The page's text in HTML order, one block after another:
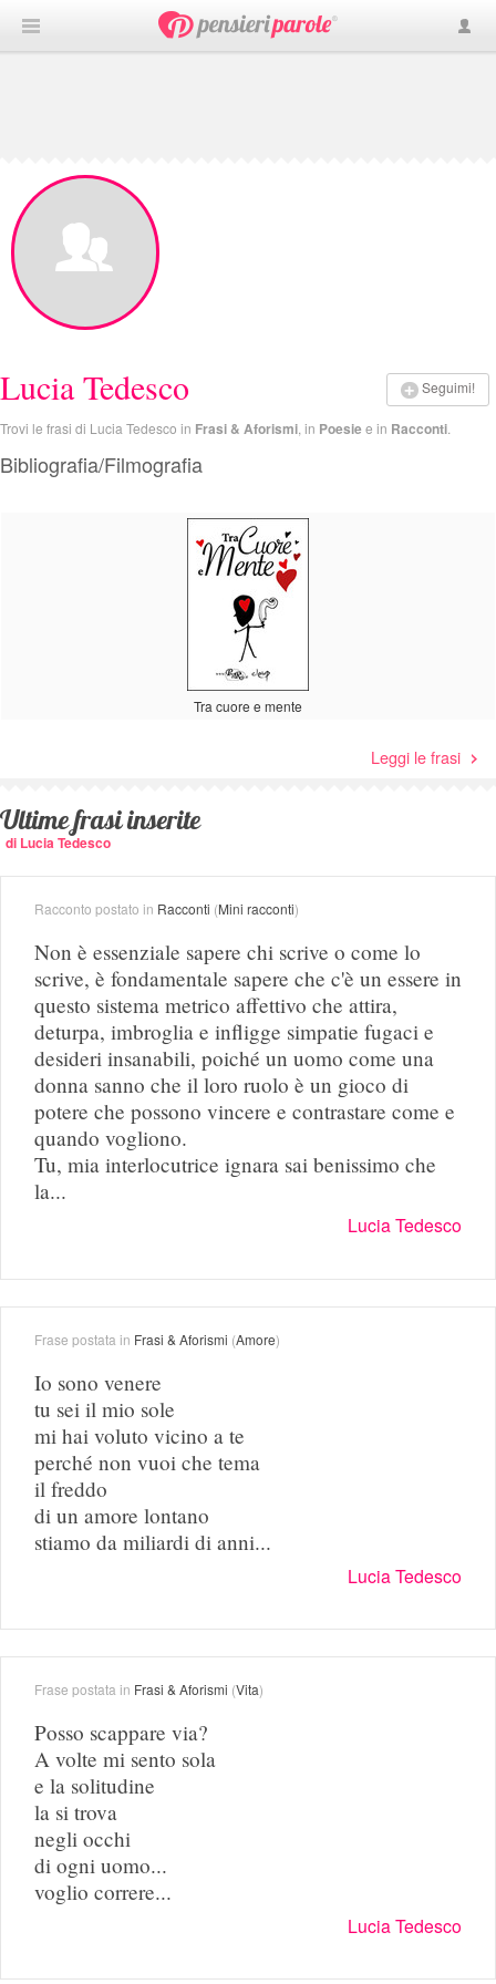
Seguimi!
Lucia Tedesco
Trovi le frasi di Lucia Tedesco in Frasi & Aforismi , in Poesiee in Racconti
Leggi le frasi
Bibliografia/Filmografia
Tra cuore e mente
Ultime frasi inserite
di Lucia Tedesco
Racconto postato in Racconti (Mini racconti)
Non è essenziale sapere chi scrive o come lo
scrive, è fondamentale sapere che c'è un essere in
questo sistema metrico affettivo che attira,
deturpa, imbroglia e infligge simpatie fugaci e
desideri insanabili, poiché un uomo come una
donna sanno che il loro ruolo è un gioco di
potere che possono vincere e contrastare come e
quando vogliono.
Tu, mia interlocutrice ignara sai benissimo che
la...
Lucia Tedesco
Frase postata in Frasi & Aforismi (Amore)
Io sono venere
tu sei il mio sole
mi hai voluto vicino a te
perché non vuoi che tema
il freddo
di un amore lontano
stiamo da miliardi di anni...
Lucia Tedesco
Frase postata in Frasi & Aforismi (Vita)
Posso scappare via?
A volte mi sento sola
e la solitudine
la si trova
negli occhi
di ogni uomo...
voglio correre...
Lucia Tedesco